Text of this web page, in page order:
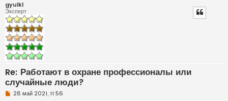
с
о
о
б
щ
е
н
и
е
gyulkl
Эксперт
Re: Работают в охране профессионалы или
случайные люди?
Н28 май 2021, 11:56